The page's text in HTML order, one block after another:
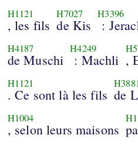
H1121
, les fils
H7027
de Kis
H3396
:
H4187
de Muschi
H4249
: Machli ,
H1121
. Ce sont là les fils de
H1004
, selon leurs maisons
H1